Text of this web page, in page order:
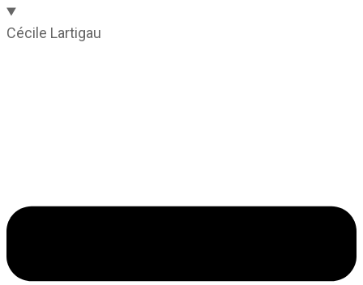
Cécile Lartigau